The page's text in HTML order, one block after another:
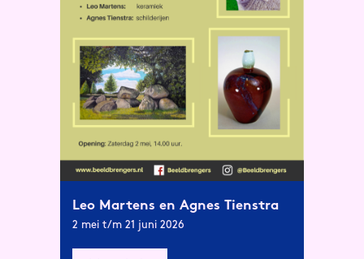
Leo Martens en Agnes Tienstra
2 mei t/m 21 juni 2026